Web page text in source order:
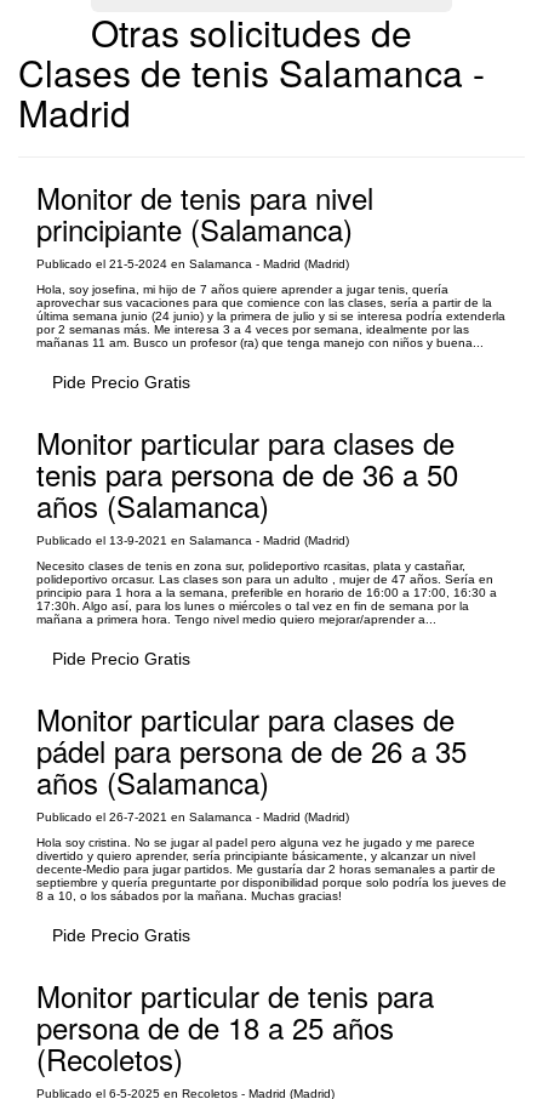
Otras solicitudes de
Clases de tenis Salamanca -
Madrid
Monitor de tenis para nivel
principiante (Salamanca)
Publicado el 21-5-2024 en Salamanca - Madrid (Madrid)
Hola, soy josefina, mi hijo de 7 años quiere aprender a jugar tenis, quería
aprovechar sus vacaciones para que comience con las clases, sería a partir de la
última semana junio (24 junio) y la primera de julio y si se interesa podría extenderla
por 2 semanas más. Me interesa 3 a 4 veces por semana, idealmente por las
mañanas 11 am. Busco un profesor (ra) que tenga manejo con niños y buena...
Pide Precio Gratis
Monitor particular para clases de
tenis para persona de de 36 a 50
años (Salamanca)
Publicado el 13-9-2021 en Salamanca - Madrid (Madrid)
Necesito clases de tenis en zona sur, polideportivo rcasitas, plata y castañar,
polideportivo orcasur. Las clases son para un adulto , mujer de 47 años. Sería en
principio para 1 hora a la semana, preferible en horario de 16:00 a 17:00, 16:30 a
17:30h. Algo así, para los lunes o miércoles o tal vez en fin de semana por la
mañana a primera hora. Tengo nivel medio quiero mejorar/aprender a...
Pide Precio Gratis
Monitor particular para clases de
pádel para persona de de 26 a 35
años (Salamanca)
Publicado el 26-7-2021 en Salamanca - Madrid (Madrid)
Hola soy cristina. No se jugar al padel pero alguna vez he jugado y me parece
divertido y quiero aprender, sería principiante básicamente, y alcanzar un nivel
decente-Medio para jugar partidos. Me gustaría dar 2 horas semanales a partir de
septiembre y quería preguntarte por disponibilidad porque solo podría los jueves de
8 a 10, o los sábados por la mañana. Muchas gracias!
Pide Precio Gratis
Monitor particular de tenis para
persona de de 18 a 25 años
(Recoletos)
Publicado el 6-5-2025 en Recoletos - Madrid (Madrid)